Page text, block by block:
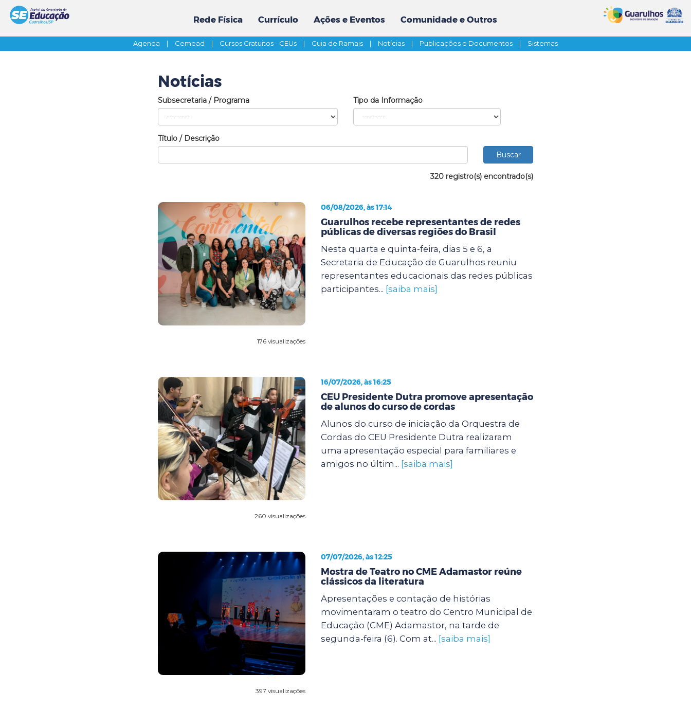
Rede Física Currículo Ações e Eventos Comunidade e Outros
Agenda | Cemead | Cursos Gratuitos - CEUs | Guia de Ramais | Notícias | Publicações e Documentos | Sistemas
Notícias
Subsecretaria / Programa Tipo da Informação
Título / Descrição
320 registro(s) encontrado(s)
176 visualizações
06/08/2026, às 17:14
Guarulhos recebe representantes de redes
públicas de diversas regiões do Brasil
Nesta quarta e quinta-feira, dias 5 e 6, a
Secretaria de Educação de Guarulhos reuniu
representantes educacionais das redes públicas
participantes... [saiba mais]
260 visualizações
16/07/2026, às 16:25
CEU Presidente Dutra promove apresentação
de alunos do curso de cordas
Alunos do curso de iniciação da Orquestra de
Cordas do CEU Presidente Dutra realizaram
uma apresentação especial para familiares e
amigos no últim... [saiba mais]
397 visualizações
07/07/2026, às 12:25
Mostra de Teatro no CME Adamastor reúne
clássicos da literatura
Apresentações e contação de histórias
movimentaram o teatro do Centro Municipal de
Educação (CME) Adamastor, na tarde de
segunda-feira (6). Com at... [saiba mais]